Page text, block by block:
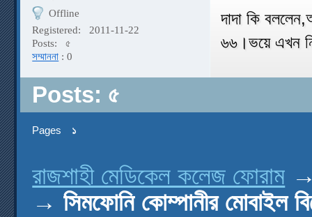
Offline
Registered:
2011-11-22
Posts:
৫
সম্মাননা : 0
দাদা কি
৬৬।ভয়ে এখন
Posts: ৫
Pages ১
রাজশাহী মেডিকেল কলেজ ফোরাম
→সিমফোনি কোম্পানীর মোবাইল